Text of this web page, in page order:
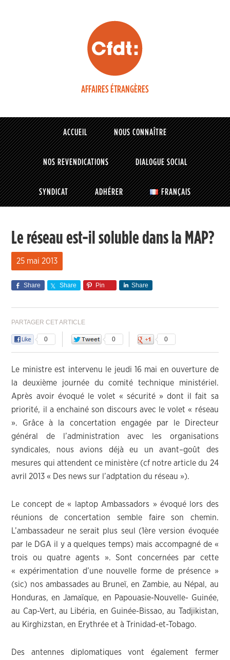
AFFAIRES ÉTRANGÈRES
ACCUEIL NOUS CONNAÎTRE
NOS REVENDICATIONS DIALOGUE SOCIAL
SYNDICAT ADHÉRER FRANÇAIS
Le réseau est-il soluble dans la MAP?
25 mai 2013
Share Share Pin Share
PARTAGER CET ARTICLE
0 0 0
Le ministre est intervenu le jeudi 16 mai en ouverture de
la deuxième journée du comité technique ministériel.
Après avoir évoqué le volet « sécurité » dont il fait sa
priorité, il a enchainé son discours avec le volet « réseau
». Grâce à la concertation engagée par le Directeur
général de l’administration avec les organisations
syndicales, nous avions déjà eu un avant–goût des
mesures qui attendent ce ministère (cf notre article du 24
avril 2013 « Des news sur l’adptation du réseau »).
Le concept de « laptop Ambassadors » évoqué lors des
réunions de concertation semble faire son chemin.
L’ambassadeur ne serait plus seul (1ère version évoquée
par le DGA il y a quelques temps) mais accompagné de «
trois ou quatre agents ». Sont concernées par cette
« expérimentation d’une nouvelle forme de présence »
(sic) nos ambassades au Bruneï, en Zambie, au Népal, au
Honduras, en Jamaïque, en Papouasie-Nouvelle- Guinée,
au Cap-Vert, au Libéria, en Guinée-Bissao, au Tadjikistan,
au Kirghizstan, en Erythrée et à Trinidad-et-Tobago.
Des antennes diplomatiques vont également fermer